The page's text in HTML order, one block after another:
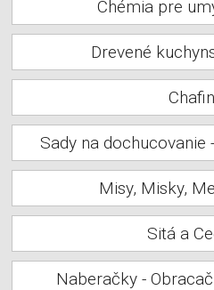
Chémia pre
Drevené
Sady na
Misy, Misky,
Sitá a
Naberačky -